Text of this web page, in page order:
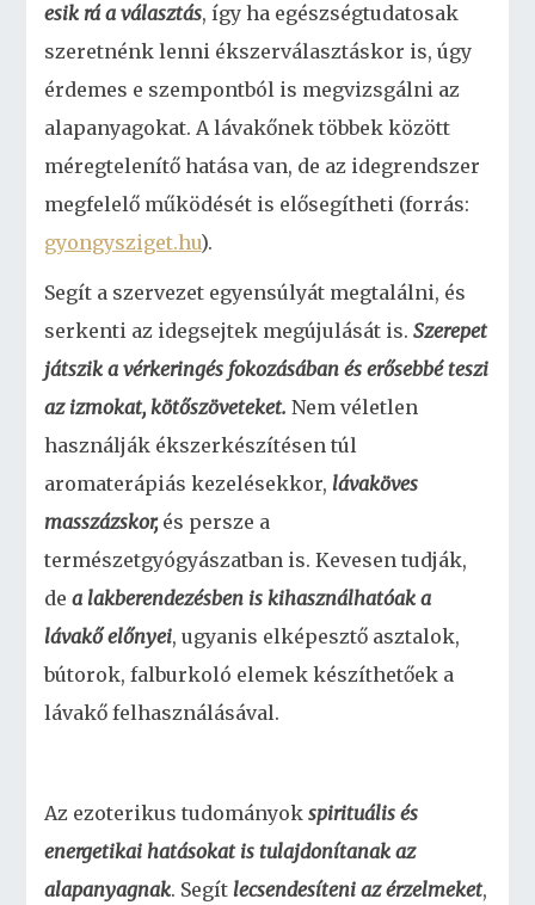
esik rá a választás, így ha egészségtudatosak
szeretnénk lenni ékszerválasztáskor is, úgy
érdemes e szempontból is megvizsgálni az
alapanyagokat. A lávakőnek többek között
méregtelenítő hatása van, de az idegrendszer
megfelelő működését is elősegítheti (forrás:
gyongysziget.hu).
Segít a szervezet egyensúlyát megtalálni, és
serkenti az idegsejtek megújulását is.Szerepet
játszik a vérkeringés fokozásában és erősebbé teszi
az izmokat, kötőszöveteket.Nem véletlen
használják ékszerkészítésen túl
aromaterápiás kezelésekkor,lávaköves
masszázskor,és persze a
természetgyógyászatban is. Kevesen tudják,
dea lakberendezésben is kihasználhatóak a
lávakő előnyei, ugyanis elképesztő asztalok,
bútorok, falburkoló elemek készíthetőek a
lávakő felhasználásával.
Az ezoterikus tudományokspirituális és
energetikai hatásokat is tulajdonítanak az
alapanyagnak. Segítlecsendesíteni az érzelmeket,